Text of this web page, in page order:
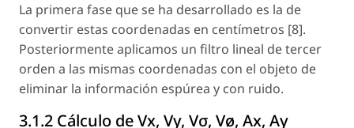
La primera fase que se ha desarrollado es la de
convertir estas coordenadas en centímetros [8].
Posteriormente aplicamos un filtro lineal de tercer
orden a las mismas coordenadas con el objeto de
eliminar la información espúrea y con ruido.
3.1.2 Cálculo de Vx, Vy, Vσ, Vø, Ax, Ay